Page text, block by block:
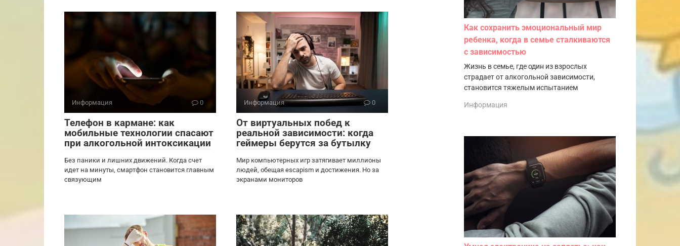
Информация 0
Телефон в кармане: как
мобильные технологии спасают
при алкогольной интоксикации
Без паники и лишних движений. Когда счет
идет на минуты, смартфон становится главным
связующим
Информация 0
От виртуальных побед к
реальной зависимости: когда
геймеры берутся за бутылку
Мир компьютерных игр затягивает миллионы
людей, обещая escapism и достижения. Но за
экранами мониторов
Как сохранить эмоциональный мир
ребенка, когда в семье сталкиваются
с зависимостью
Жизнь в семье, где один из взрослых
страдает от алкогольной зависимости,
становится тяжелым испытанием
Информация